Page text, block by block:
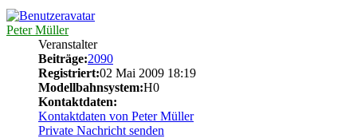
Peter Müller
Veranstalter
Beiträge:2090
Registriert:02 Mai 2009 18:19
Modellbahnsystem:H0
Kontaktdaten:
Kontaktdaten von Peter Müller
Private Nachricht senden